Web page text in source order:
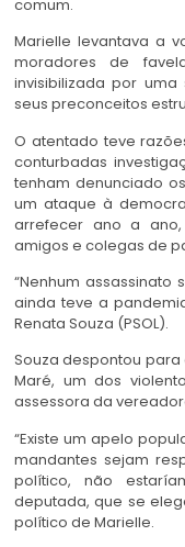
comum.
Marielle levantava a
moradores de
invisibilizada por
seus preconceitos
O atentado teve
conturbadas
tenham denunciado
um ataque à
arrefecer ano a
amigos e colegas de
“Nenhum assassinato
ainda teve a
Renata Souza (PSOL).
Souza despontou
Maré, um dos
assessora da
“Existe um apelo
mandantes sejam
político, não
deputada, que se
político de Marielle.